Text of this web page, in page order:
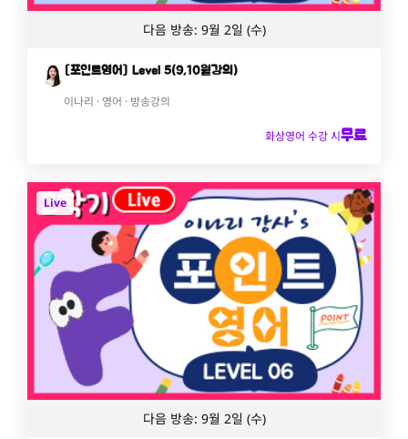
다음 방송: 9월 2일 (수)
[포인트영어] Level 5(9,10월강의)
이나리 · 영어 · 방송강의
화상영어 수강 시무료
Live
다음 방송: 9월 2일 (수)